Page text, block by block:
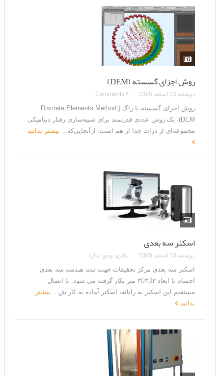
روش اجزای گسسته (DEM)
دوشنبه 23 اسفند 1395 ۴ Comments
روش اجزای گسسته یا راگ (Discrete Elements Method;
DEM)، یک روش عددی قدرتمند برای شبیه‌سازی رفتار دینامیکی
مجموعه‌ای از ذرات جدا از هم است. ازآنجایی‌که...
بیشتر بدانید
اسکنر سه بعدی
دوشنبه 23 اسفند 1395 نظری وجود ندارد
اسکنر سه بعدی مرکز تحقیقات جهت ثبت هندسه سه بعدی
اجسام تا ابعاد ۳۳۳ متر بکار گرفته می شود. با اتصال
مستقیم این اسکنر به رایانه، اسکنر آماده به کار ش...
بیشتر
بدانید